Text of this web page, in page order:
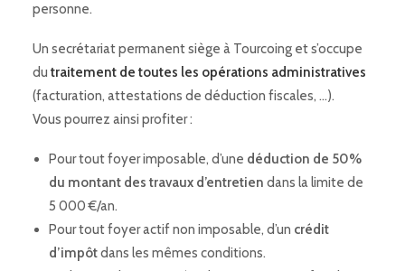
personne.
Un secrétariat permanent siège à Tourcoing et s’occupe
du traitement de toutes les opérations administratives
(facturation, attestations de déduction fiscales, …).
Vous pourrez ainsi profiter :
Pour tout foyer imposable, d’une déduction de 50%
du montant des travaux d’entretien dans la limite de
5 000 €/an.
Pour tout foyer actif non imposable, d’un crédit
d’impôtdans les mêmes conditions.